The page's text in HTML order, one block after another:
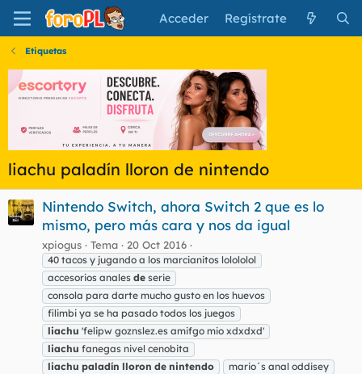
Acceder Regístrate
Etiquetas
liachu paladín lloron de nintendo
Nintendo Switch, ahora Switch 2 que es lo
mismo, pero más cara y nos da igual
xpiogus Tema 20 Oct 2016
40 tacos y jugando a los marcianitos lolololol
accesorios anales de serie
consola para darte mucho gusto en los huevos
filimbi ya se ha pasado todos los juegos
liachu 'felipw goznslez.es amifgo mio xdxdxd'
liachu fanegas nivel cenobita
liachu paladín lloron de nintendo
mario´s anal oddisey